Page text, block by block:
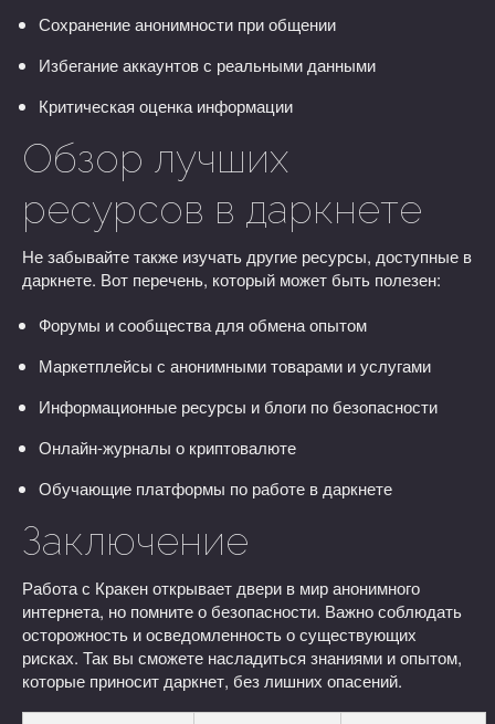
Сохранение анонимности при общении
Избегание аккаунтов с реальными данными
Критическая оценка информации
Обзор лучших
ресурсов в даркнете
Не забывайте также изучать другие ресурсы, доступные в
даркнете. Вот перечень, который может быть полезен:
Форумы и сообщества для обмена опытом
Маркетплейсы с анонимными товарами и услугами
Информационные ресурсы и блоги по безопасности
Онлайн-журналы о криптовалюте
Обучающие платформы по работе в даркнете
Заключение
Работа с Кракен открывает двери в мир анонимного
интернета, но помните о безопасности. Важно соблюдать
осторожность и осведомленность о существующих
рисках. Так вы сможете насладиться знаниями и опытом,
которые приносит даркнет, без лишних опасений.